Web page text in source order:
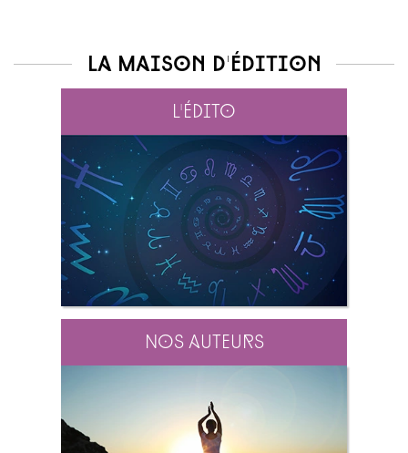
La maison d'édition
L'édito
Nos auteurs